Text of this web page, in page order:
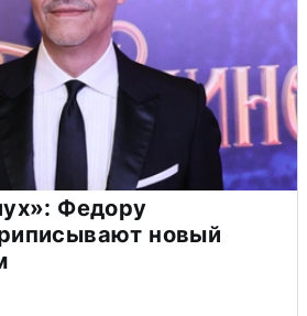
Федору
новый